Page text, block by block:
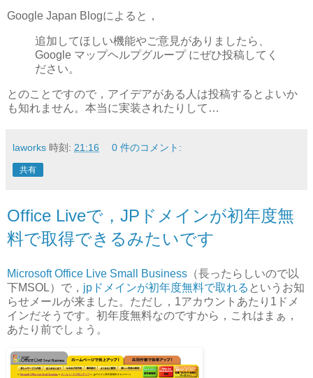
Google Japan Blogによると，
追加してほしい機能やご意見がありましたら、
Google マップヘルプグループ にぜひ投稿してく
ださい。
とのことですので，アイデアがある人は投稿するとよいか
も知れません。本当に実装されたりして…
laworks 時刻: 21:16 0 件のコメント:
共有
Office Liveで，JPドメインが初年度無
料で取得できるみたいです
Microsoft Office Live Small Business （長ったらしいので以
下MSOL）で， jpドメインが初年度無料で取れる というお知
らせメールが来ました。ただし，1アカウントあたり1ドメ
インだそうです。初年度無料なのですから，これはまぁ，
あたり前でしょう。